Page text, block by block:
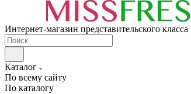
Интернет-магазин представительского класса
Каталог
По всему сайту
По каталогу